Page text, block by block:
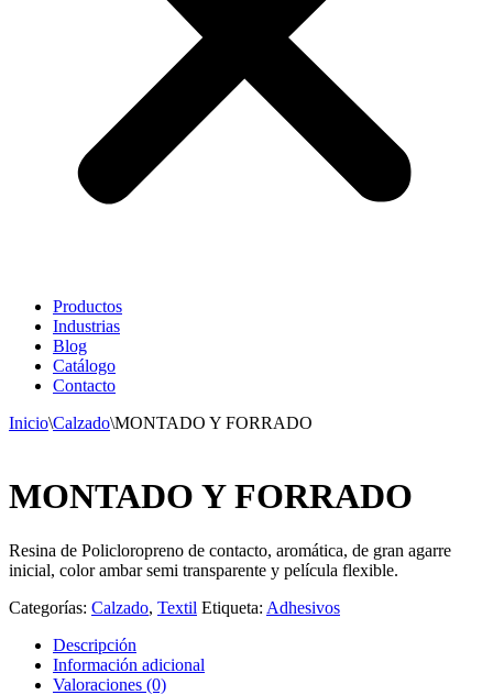
Productos
Industrias
Blog
Catálogo
Contacto
Inicio\Calzado\MONTADO Y FORRADO
MONTADO Y FORRADO
Resina de Policloropreno de contacto, aromática, de gran agarre
inicial, color ambar semi transparente y película flexible.
Categorías: Calzado, Textil Etiqueta: Adhesivos
Descripción
Información adicional
Valoraciones (0)